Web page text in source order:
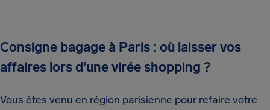
Consigne bagage à Paris : où laisser vos
affaires lors d'une virée shopping ?
Vous êtes venu en région parisienne pour refaire votre